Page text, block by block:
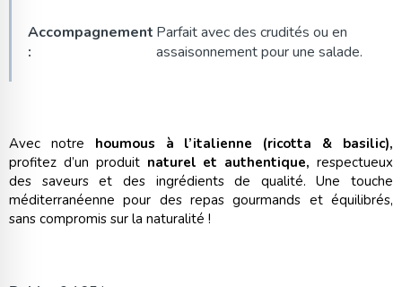
Accompagnement
:
Parfait avec des crudités ou en
assaisonnement pour une salade.
Avec notre houmous à l’italienne (ricotta & basilic),
profitez d’un produit naturel et authentique, respectueux
des saveurs et des ingrédients de qualité. Une touche
méditerranéenne pour des repas gourmands et équilibrés,
sans compromis sur la naturalité !